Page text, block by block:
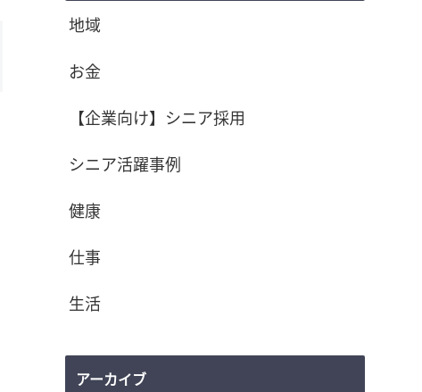
地域
お金
【企業向け】シニア採用
シニア活躍事例
健康
仕事
生活
アーカイブ